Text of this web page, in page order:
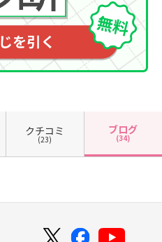
クチコミ
(23)
ブログ
(34)